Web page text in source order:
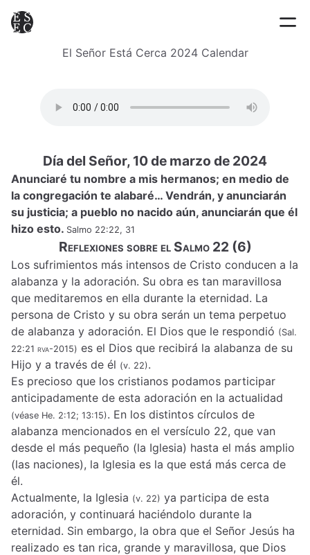
El Señor Está Cerca 2024 Calendar
Día del Señor, 10 de marzo de 2024
Anunciaré tu nombre a mis hermanos; en medio de
la congregación te alabaré… Vendrán, y anunciarán
su justicia; a pueblo no nacido aún, anunciarán que él
hizo esto. Salmo 22:22, 31
Reflexiones sobre el Salmo 22 (6)
Los sufrimientos más intensos de Cristo conducen a la
alabanza y la adoración. Su obra es tan maravillosa
que meditaremos en ella durante la eternidad. La
persona de Cristo y su obra serán un tema perpetuo
de alabanza y adoración. El Dios que le respondió (Sal.
22:21 rva-2015) es el Dios que recibirá la alabanza de su
Hijo y a través de él (v. 22).
Es precioso que los cristianos podamos participar
anticipadamente de esta adoración en la actualidad
(véase He. 2:12; 13:15). En los distintos círculos de
alabanza mencionados en el versículo 22, que van
desde el más pequeño (la Iglesia) hasta el más amplio
(las naciones), la Iglesia es la que está más cerca de
él.
Actualmente, la Iglesia (v. 22) ya participa de esta
adoración, y continuará haciéndolo durante la
eternidad. Sin embargo, la obra que el Señor Jesús ha
realizado es tan rica, grande y maravillosa, que Dios